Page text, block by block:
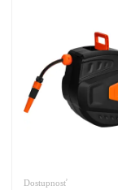
Dostupnosť